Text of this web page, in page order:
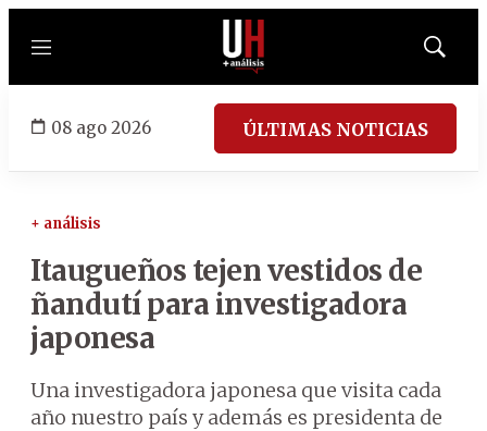
Menú
Mostrar
08 ago 2026 ÚLTIMAS NOTICIAS
+ análisis
Itaugueños tejen vestidos de
ñandutí para investigadora
japonesa
Una investigadora japonesa que visita cada
año nuestro país y además es presidenta de